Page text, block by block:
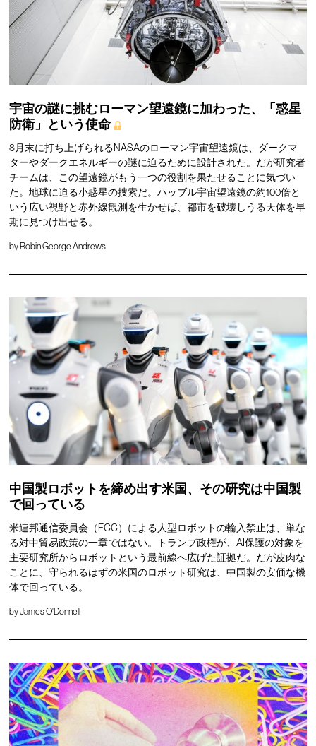
宇宙の謎に挑むローマン望遠鏡に加わった、「惑星
防衛」という使命
8月末に打ち上げられるNASAのローマン宇宙望遠鏡は、ダークマ
ターやダークエネルギーの謎に迫るために設計された。だが研究者
チームは、この望遠鏡がもう一つの役割を果たせることに気づい
た。地球に迫る小惑星の捜索だ。ハッブル宇宙望遠鏡の約100倍と
いう広い視野と赤外線観測を生かせば、都市を破壊しうる天体を早
期に見つけ出せる。
by Robin George Andrews
中国製ロボットを締め出す米国、その研究は中国製
で回っている
米連邦通信委員会（FCC）による人型ロボットの輸入禁止は、単な
る対中貿易政策の一章ではない。トランプ政権が、AI保護の対象を
主要研究所からロボットという最前線へ広げた証拠だ。だが皮肉な
ことに、守られるはずの米国のロボット研究は、中国製の安価な機
体で回っている。
byJames O'Donnell